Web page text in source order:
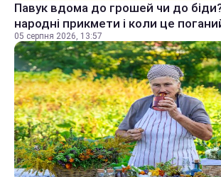
Павук вдома до грошей чи до
народні прикмети і коли це
05 серпня 2026, 13:57